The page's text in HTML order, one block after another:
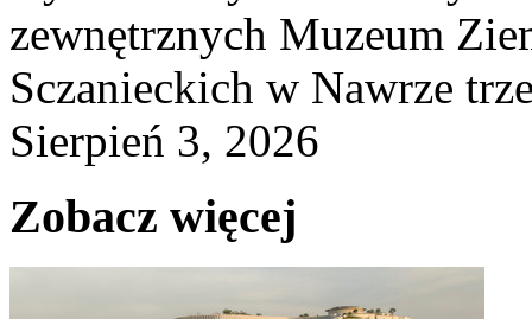
zewnętrznych Muzeum
Sczanieckich w Nawrze
Sierpień 3, 2026
Zobacz więcej